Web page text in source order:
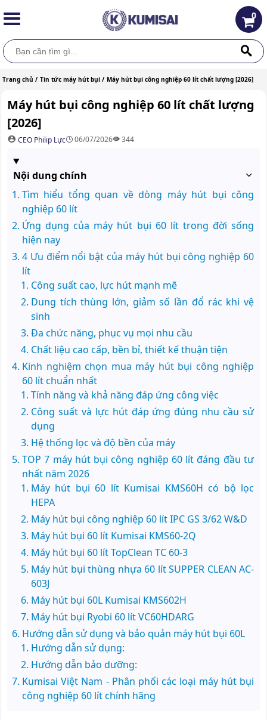
0
Trang chủ / Tin tức máy hút bụi / Máy hút bụi công nghiệp 60 lít chất lượng [2026]
Máy hút bụi công nghiệp 60 lít chất lượng
[2026]
CEO Philip Lực 06/07/2026 344
Nội dung chính
Tìm hiểu tổng quan về dòng máy hút bụi công
nghiệp 60 lít
Ứng dụng của máy hút bụi 60 lít trong đời sống
hiện nay
4 Ưu điểm nổi bật của máy hút bụi công nghiệp 60
lít
Công suất cao, lực hút mạnh mẽ
Dung tích thùng lớn, giảm số lần đổ rác khi vệ
sinh
Đa chức năng, phục vụ mọi nhu cầu
Chất liệu cao cấp, bền bỉ, thiết kế thuận tiện
Kinh nghiệm chọn mua máy hút bụi công nghiệp
60 lít chuẩn nhất
Tính năng và khả năng đáp ứng công việc
Công suất và lực hút đáp ứng đúng nhu cầu sử
dụng
Hệ thống lọc và độ bền của máy
TOP 7 máy hút bụi công nghiệp 60 lít đáng đầu tư
nhất năm 2026
Máy hút bụi 60 lít Kumisai KMS60H có bộ lọc
HEPA
Máy hút bụi công nghiệp 60 lít IPC GS 3/62 W&D
Máy hút bụi 60 lít Kumisai KMS60-2Q
Máy hút bụi 60 lít TopClean TC 60-3
Máy hút bụi thùng nhựa 60 lít SUPPER CLEAN AC-
603J
Máy hút bụi 60L Kumisai KMS602H
Máy hút bụi Ryobi 60 lít VC60HDARG
Hướng dẫn sử dụng và bảo quản máy hút bụi 60L
Hướng dẫn sử dụng:
Hướng dẫn bảo dưỡng:
Kumisai Việt Nam - Phân phối các loại máy hút bụi
công nghiệp 60 lít chính hãng